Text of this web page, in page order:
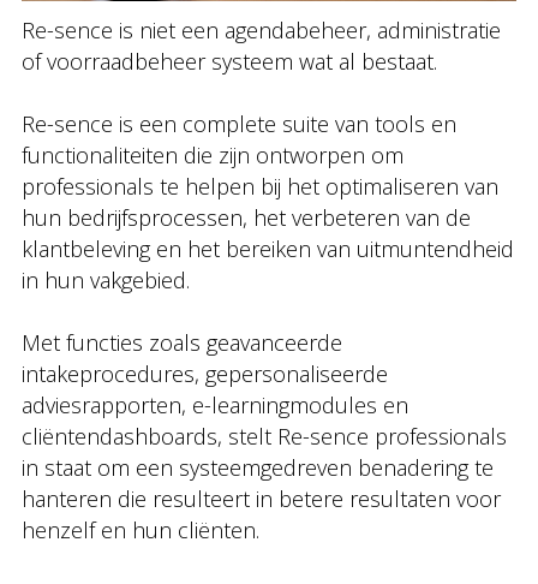
Re-sence is niet een agendabeheer, administratie
of voorraadbeheer systeem wat al bestaat.
Re-sence is een complete suite van tools en
functionaliteiten die zijn ontworpen om
professionals te helpen bij het optimaliseren van
hun bedrijfsprocessen, het verbeteren van de
klantbeleving en het bereiken van uitmuntendheid
in hun vakgebied.
Met functies zoals geavanceerde
intakeprocedures, gepersonaliseerde
adviesrapporten, e-learningmodules en
cliëntendashboards, stelt Re-sence professionals
in staat om een systeemgedreven benadering te
hanteren die resulteert in betere resultaten voor
henzelf en hun cliënten.